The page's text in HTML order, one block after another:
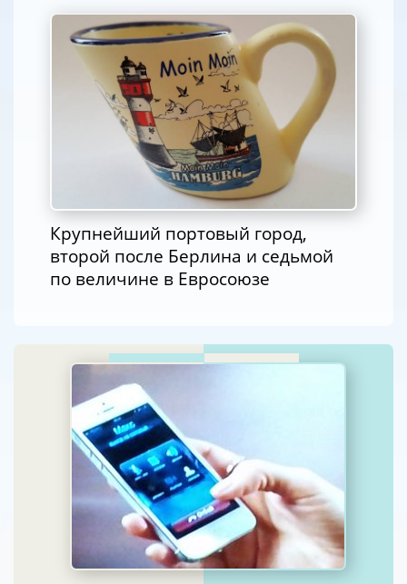
Крупнейший портовый город,
второй после Берлина и седьмой
по величине в Евросоюзе